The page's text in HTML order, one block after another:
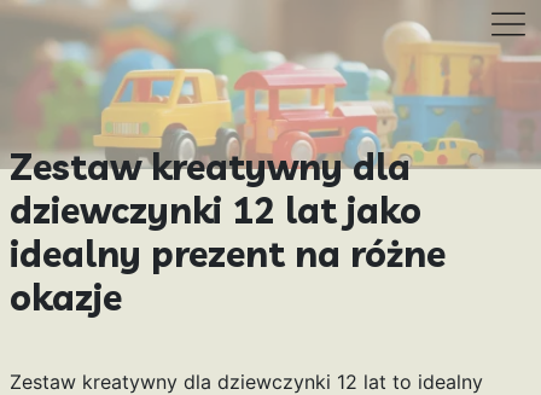
Zestaw kreatywny dla
dziewczynki 12 lat jako
idealny prezent na różne
okazje
Zestaw kreatywny dla dziewczynki 12 lat to idealny